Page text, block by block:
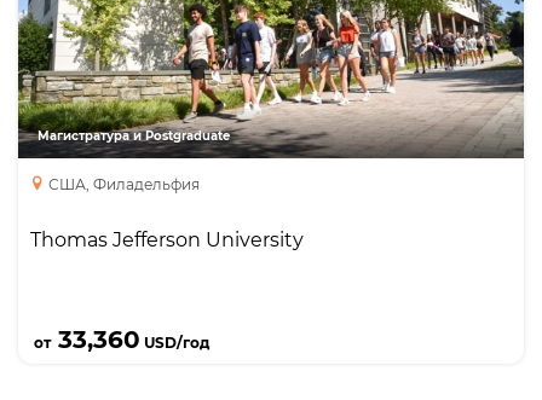
Магистратура и Postgraduate
США, Филадельфия
Thomas Jefferson University
от33,360 USD/год
Магистратура
MBA